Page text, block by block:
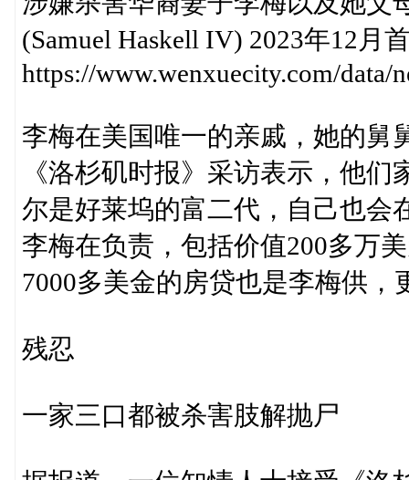
(Samuel Haskell IV) 2023年12月
https://www.wenxuecity.com/data/
李梅在美国唯一的亲戚，她的舅
《洛杉矶时报》采访表示，他
尔是好莱坞的富二代，自己也会
李梅在负责，包括价值200多万
7000多美金的房贷也是李梅供
残忍
一家三口都被杀害肢解抛尸